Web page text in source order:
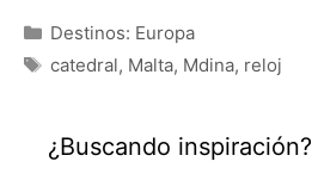
Categorías
Destinos: Europa
Etiquetas
catedral, Malta, Mdina, reloj
¿Buscando inspiración?